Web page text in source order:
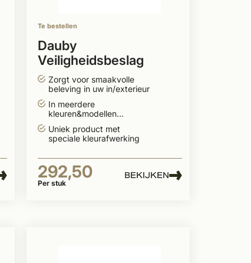
Te bestellen
Dauby
Veiligheidsbeslag
greepcombinatie
PH2017+T-vorm
Zorgt voor smaakvolle
beleving in uw in/exterieur
In meerdere
kleuren&modellen
Uniek product met
speciale kleurafwerking
292,50
Per stuk
BEKIJKEN